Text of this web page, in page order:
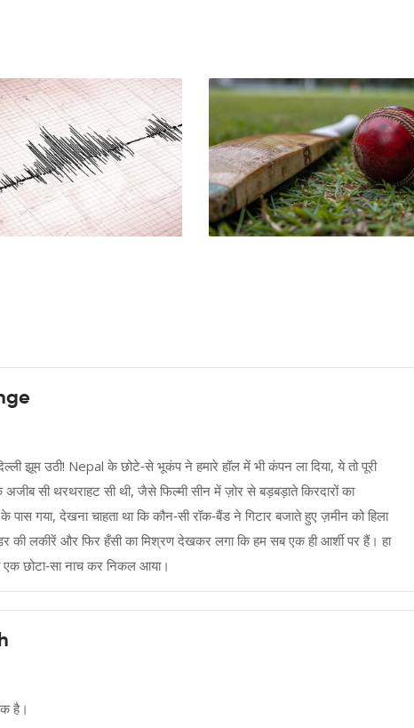
झूम उठी! Nepal के छोटे‑से भूकंप ने हमारे हॉल में भी कंपन ला दिया, ये तो पूरी
सी थरथराहट सी थी, जैसे फिल्मी सीन में ज़ोर से बड़बड़ाते किरदारों का
गया, देखना चाहता था कि कौन‑सी रॉक‑बैंड ने गिटार बजाते हुए ज़मीन को हिला
की लकीरें और फिर हँसी का मिश्रण देखकर लगा कि हम सब एक ही आर्शी पर हैं। हा
छोटा‑सा नाच कर निकल आया।
है।